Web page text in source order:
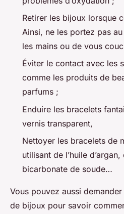
Retirer les bijoux lorsque
Ainsi, ne les portez pas
les mains ou de vous
Éviter le contact avec les
comme les produits de
parfums ;
Enduire les bracelets
vernis transparent,
Nettoyer les bracelets de
utilisant de l’huile
bicarbonate de soude…
Vous pouvez aussi
de bijoux pour savoir